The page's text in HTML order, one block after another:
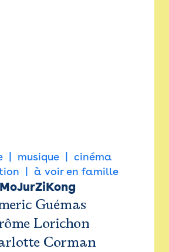
musique
cinéma
à voir en famille
MoJurZiKong
Guémas
Lorichon
Corman